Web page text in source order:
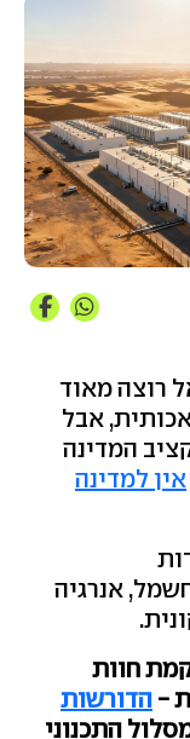
רוצה מאוד
אבל
המדינה
אין למדינה
אנרגיה
חוות
-הדורשות
התכנוני